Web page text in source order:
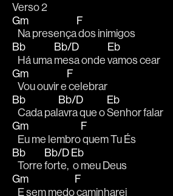
Verso 2
Gm
   Na presença
F
dos inimigos
Bb
   Há uma
Bb/D
mesa onde
Eb
vamos cear
Gm
   Vou ouvir e
F
celebrar
Bb
   Cada pal
Bb/D
avra que o
Eb
Senhor falar
Gm
   Eu me lembro
F
quem Tu És
Bb
   Torre
Bb/D
forte,
Eb
o meu Deus
Gm
   E sem medo
F
caminharei